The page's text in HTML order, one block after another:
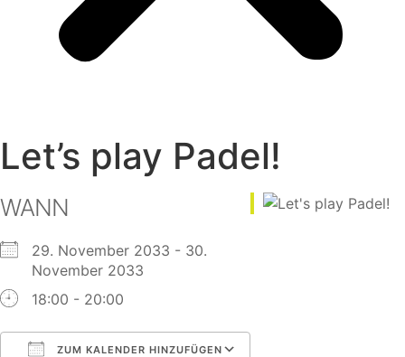
Let’s play Padel!
WANN
29. November 2033 - 30.
November 2033
18:00 - 20:00
ZUM KALENDER HINZUFÜGEN